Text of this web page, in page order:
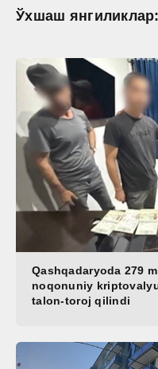
Ўхшаш янгиликлар:
Qashqadaryoda 279
noqonuniy
talon-toroj qilindi